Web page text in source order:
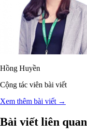
Hồng Huyền
Cộng tác viên bài viết
Xem thêm bài viết →
Bài viết liên quan